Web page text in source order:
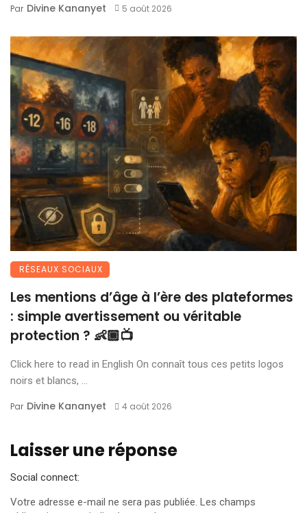
Par Divine Kananyet 5 août 2026
RÉSEAUX SOCIAUX
Les mentions d’âge à l’ère des plateformes
: simple avertissement ou véritable
protection ? 👶🏾📺
Click here to read in English On connaît tous ces petits logos
noirs et blancs, ...
Par Divine Kananyet 4 août 2026
Laisser une réponse
Social connect:
Votre adresse e-mail ne sera pas publiée. Les champs